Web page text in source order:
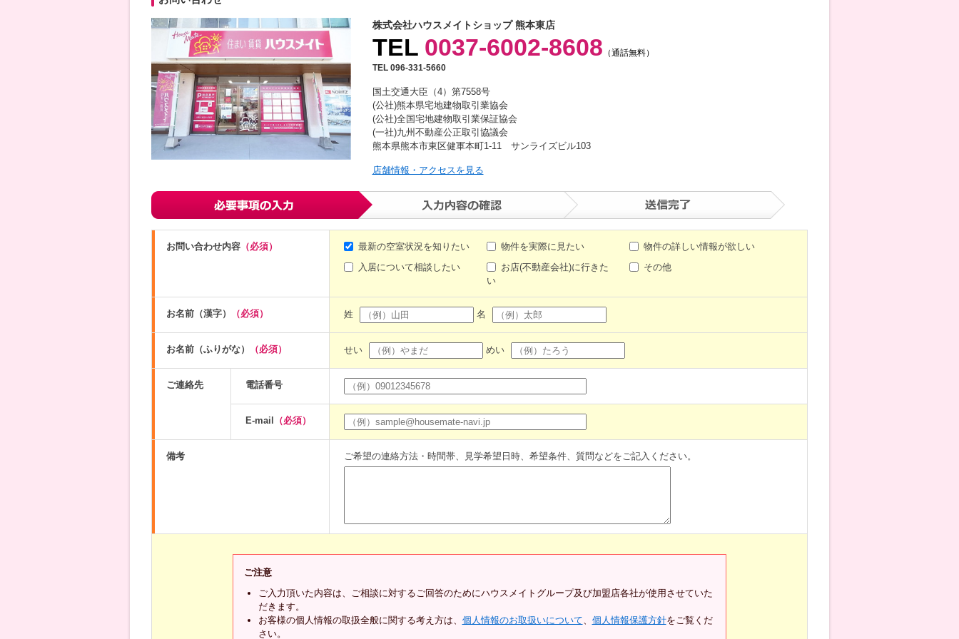
株式会社ハウスメイトショップ 熊本東店
TEL 0037-6002-8608 （通話無料）
TEL 096-331-5660
国土交通大臣（4）第7558号
(公社)熊本県宅地建物取引業協会
(公社)全国宅地建物取引業保証協会
(一社)九州不動産公正取引協議会
熊本県熊本市東区健軍本町1-11 サンライズビル103
店舗情報・アクセスを見る
お問い合わせ内容（必須） 最新の空室状況を知りたい 物件を実際に見たい
物件の詳しい情報が欲しい
入居について相談したい
お店(不動産会社)に行きた
い
その他
お名前（漢字） （必須） 姓 名
お名前（ふりがな） （必須） せい めい
ご連絡先 電話番号
E-mail （必須）
備考 ご希望の連絡方法・時間帯、見学希望日時、希望条件、質問などをご記入ください。
ご注意
ご入力頂いた内容は、ご相談に対するご回答のためにハウスメイトグループ及び加盟店各社が使用させていた
だきます。
お客様の個人情報の取扱全般に関する考え方は、 個人情報のお取扱いについて、 個人情報保護方針をご覧くだ
さい。